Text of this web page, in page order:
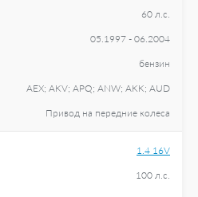
60 л.с.
05.1997 - 06.2004
бензин
AEX; AKV; APQ; ANW; AKK; AUD
Привод на передние колеса
1.4 16V
100 л.с.